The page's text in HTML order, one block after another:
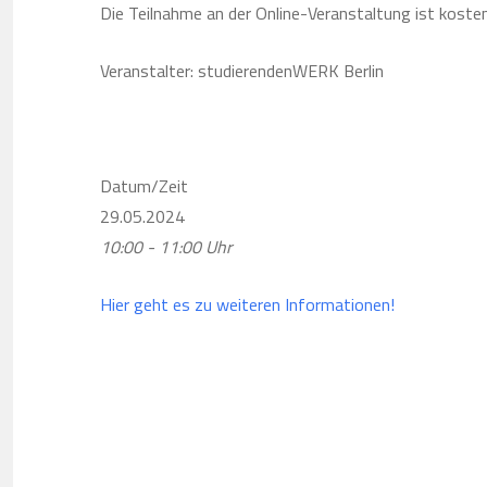
Die Teilnahme an der Online-Veranstaltung ist
Veranstalter: studierendenWERK Berlin
Datum/Zeit
29.05.2024
10:00 - 11:00 Uhr
Hier geht es zu weiteren Informationen!